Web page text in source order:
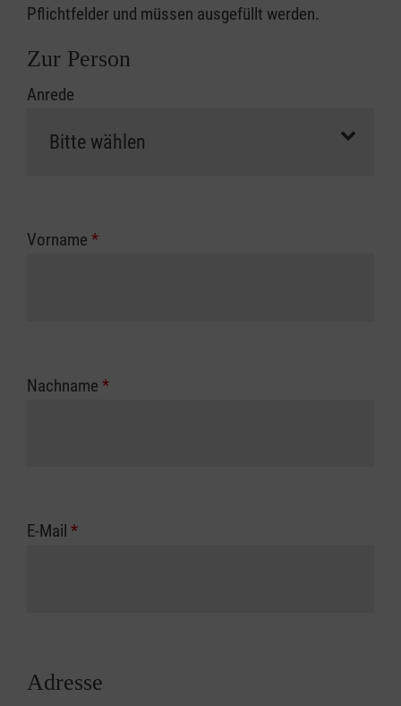
Pflichtfelder und müssen ausgefüllt werden.
Zur Person
Anrede
Vorname *
Nachname *
E-Mail *
Adresse